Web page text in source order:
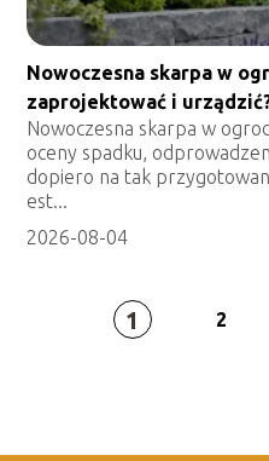
Nowoczesna skarpa w
zaprojektować i
Nowoczesna skarpa w
oceny spadku,
dopiero na tak
est...
2026-08-04
1 2